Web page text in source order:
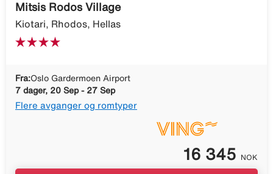
Mitsis Rodos Village
Kiotari, Rhodos, Hellas
Fra:Oslo Gardermoen Airport
7 dager, 20 Sep - 27 Sep
Flere avganger og romtyper
16 345 NOK